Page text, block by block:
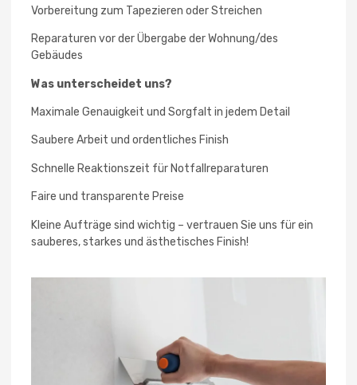
Vorbereitung zum Tapezieren oder Streichen
Reparaturen vor der Übergabe der Wohnung/des
Gebäudes
Was unterscheidet uns?
Maximale Genauigkeit und Sorgfalt in jedem Detail
Saubere Arbeit und ordentliches Finish
Schnelle Reaktionszeit für Notfallreparaturen
Faire und transparente Preise
Kleine Aufträge sind wichtig – vertrauen Sie uns für ein
sauberes, starkes und ästhetisches Finish!